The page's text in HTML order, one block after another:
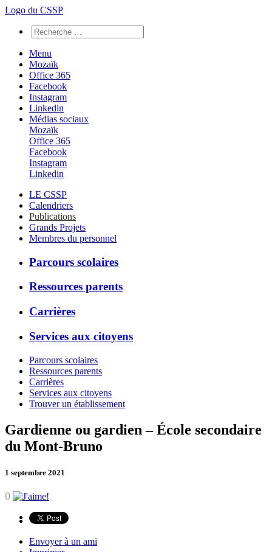
Logo du CSSP
Menu
Mozaïk
Office 365
Facebook
Instagram
Linkedin
Médias sociaux
Mozaïk
Office 365
Facebook
Instagram
Linkedin
LE CSSP
Calendriers
Publications
Grands Projets
Membres du personnel
Parcours scolaires
Ressources parents
Carrières
Services aux citoyens
Parcours scolaires
Ressources parents
Carrières
Services aux citoyens
Trouver un établissement
Gardienne ou gardien – École secondaire
du Mont-Bruno
1 septembre 2021
0
Envoyer à un ami